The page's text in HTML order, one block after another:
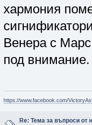
хармония
Венера с
под внимание.
https://www.facebook.com/
Re: Тема за въпроси от